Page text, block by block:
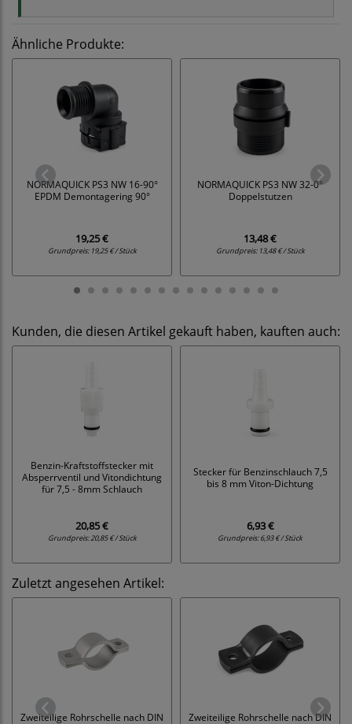
Ähnliche Produkte:
NORMAQUICK PS3 NW 16-90°
EPDM Demontagering 90°
19,25 €
Grundpreis: 19,25 € / Stück
NORMAQUICK PS3 NW 32-0°
Doppelstutzen
13,48 €
Grundpreis: 13,48 € / Stück
Kunden, die diesen Artikel gekauft haben, kauften auch:
Benzin-Kraftstoffstecker mit
Absperrventil und Vitondichtung
für 7,5 - 8mm Schlauch
20,85 €
Grundpreis:20,85 € / Stück
Stecker für Benzinschlauch 7,5
bis 8 mm Viton-Dichtung
6,93 €
Grundpreis:6,93 € / Stück
Zuletzt angesehen Artikel:
Zweiteilige Rohrschelle nach DIN
Zweiteilige Rohrschelle nach DIN